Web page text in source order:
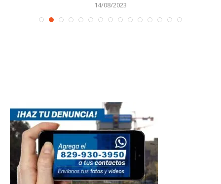
14/08/2023